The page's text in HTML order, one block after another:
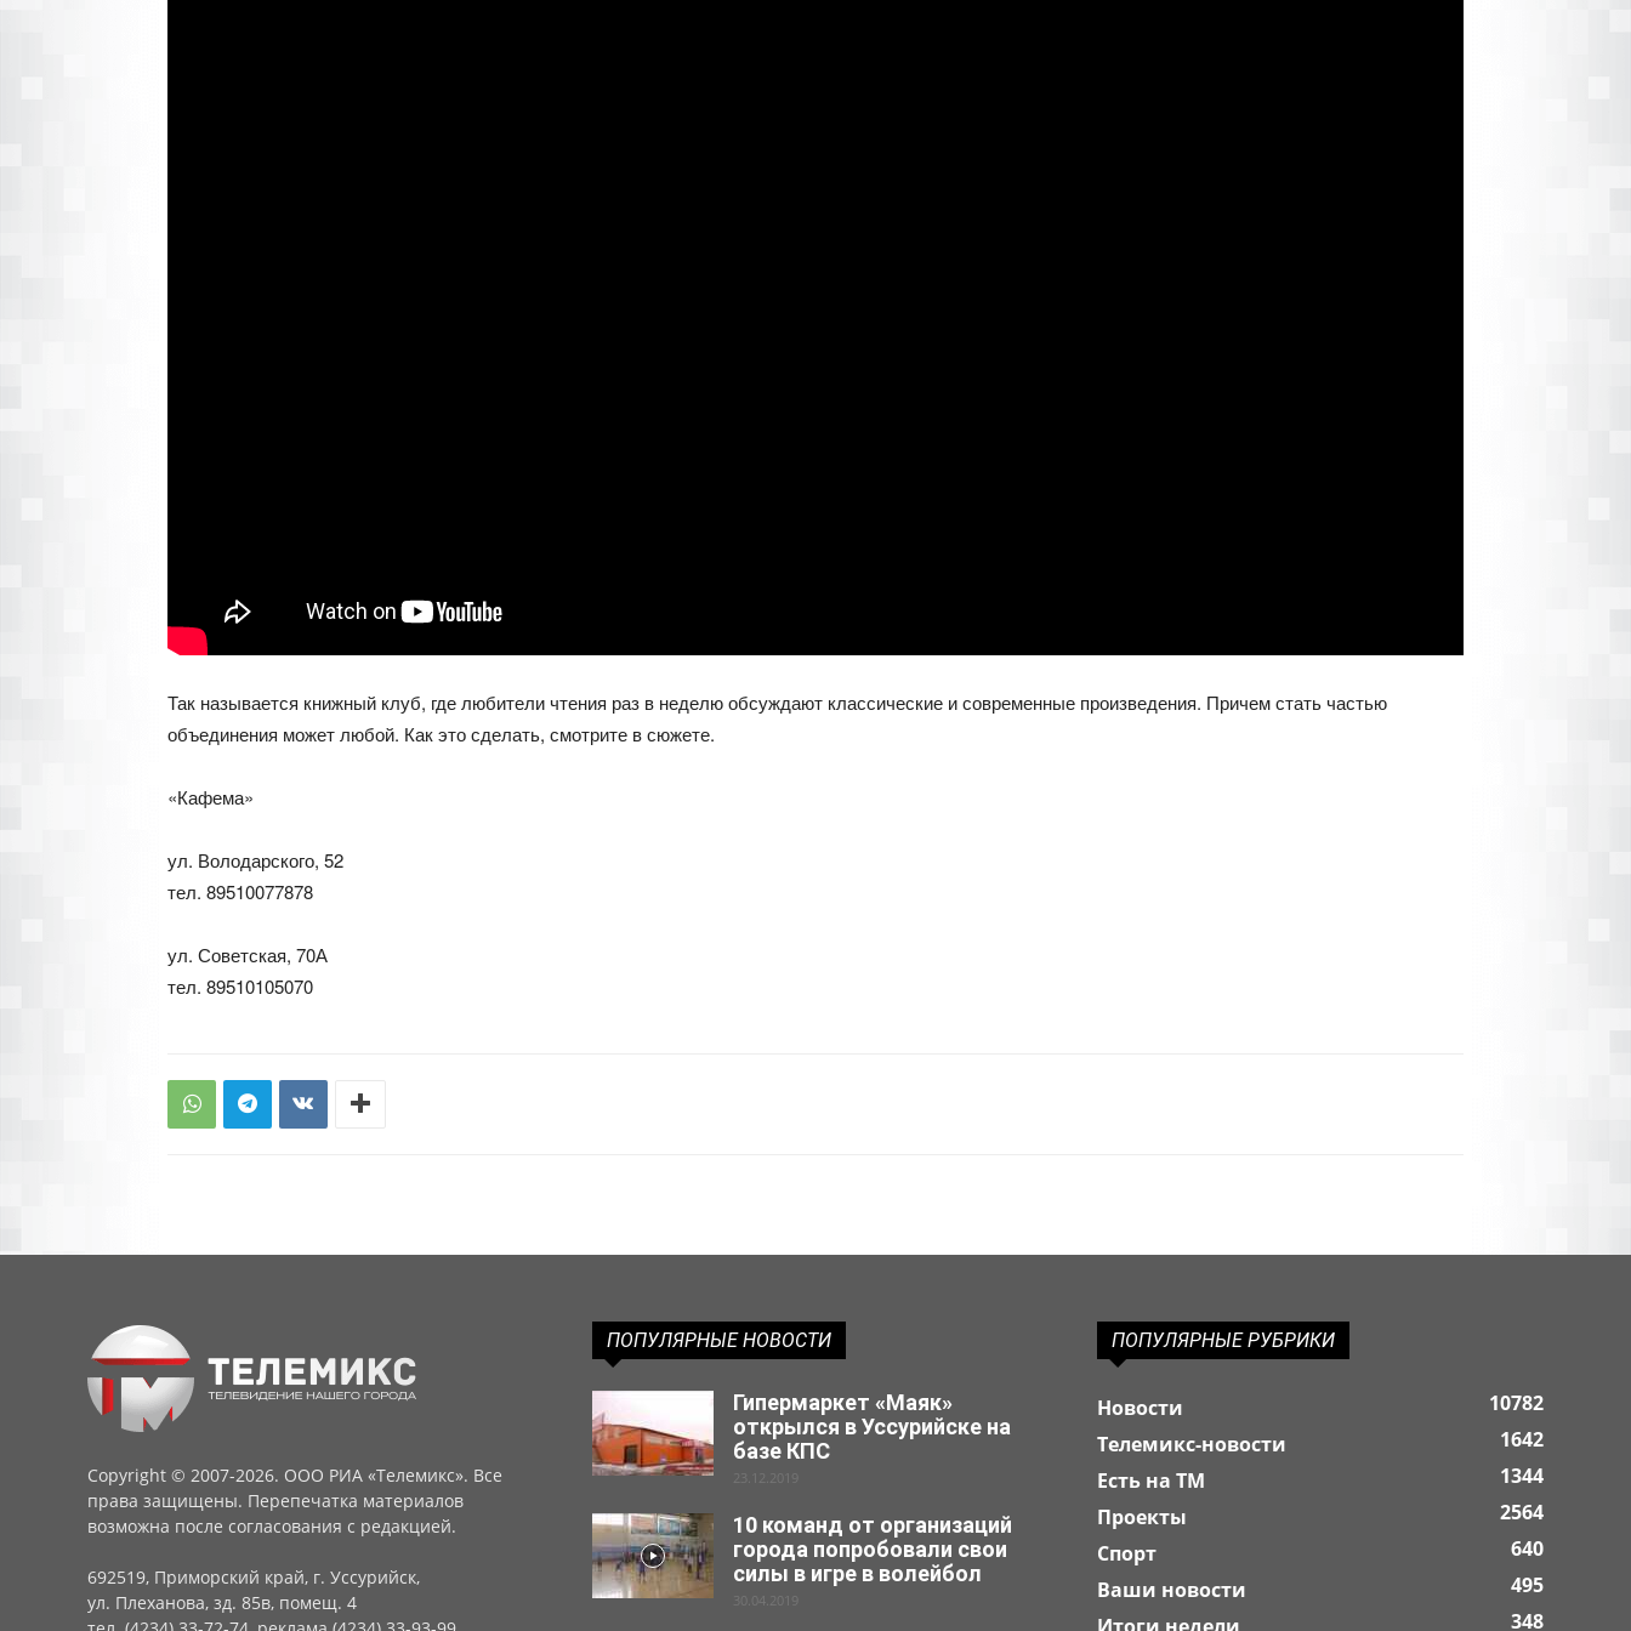
Так называется книжный клуб, где любители чтения раз в неделю обсуждают классические и современные произведения. Причем стать частью
объединения может любой. Как это сделать, смотрите в сюжете.
«Кафема»
ул. Володарского, 52
тел. 89510077878
ул. Советская, 70А
тел. 89510105070
Copyright © 2007-2026. ООО РИА «Телемикс». Все
права защищены. Перепечатка материалов
возможна после согласования с редакцией.
692519, Приморский край, г. Уссурийск,
ул. Плеханова, зд. 85в, помещ. 4
ПОПУЛЯРНЫЕ НОВОСТИ
Гипермаркет «Маяк»
открылся в Уссурийске на
базе КПС
23.12.2019
10 команд от организаций
города попробовали свои
силы в игре в волейбол
30.04.2019
ПОПУЛЯРНЫЕ РУБРИКИ
Новости
10782
Телемикс-новости
1642
Есть на ТМ
1344
Проекты
2564
Спорт
640
Ваши новости
495
348